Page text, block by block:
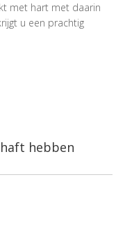
met hart met daarin
u een prachtig
hebben